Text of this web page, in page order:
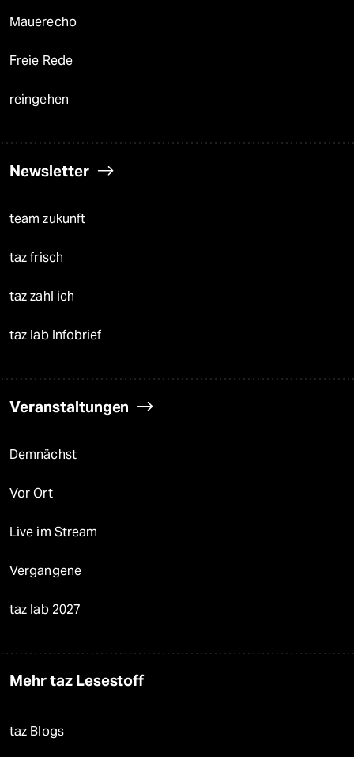
Mauerecho
Freie Rede
reingehen
Newsletter
team zukunft
taz frisch
taz zahl ich
taz lab Infobrief
Veranstaltungen
Demnächst
Vor Ort
Live im Stream
Vergangene
taz lab 2027
Mehr taz Lesestoff
taz Blogs